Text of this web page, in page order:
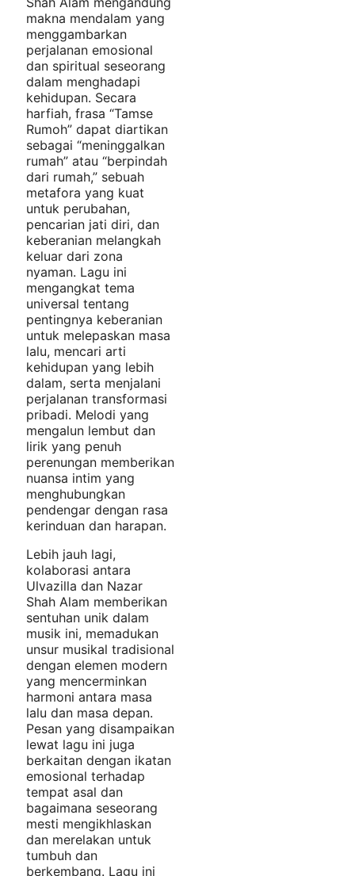
makna mendalam yang
menggambarkan
perjalanan emosional
dan spiritual seseorang
dalam menghadapi
kehidupan. Secara
harfiah, frasa “Tamse
Rumoh” dapat diartikan
sebagai “meninggalkan
rumah” atau “berpindah
dari rumah,” sebuah
metafora yang kuat
untuk perubahan,
pencarian jati diri, dan
keberanian melangkah
keluar dari zona
nyaman. Lagu ini
mengangkat tema
universal tentang
pentingnya keberanian
untuk melepaskan masa
lalu, mencari arti
kehidupan yang lebih
dalam, serta menjalani
perjalanan transformasi
pribadi. Melodi yang
mengalun lembut dan
lirik yang penuh
perenungan memberikan
nuansa intim yang
menghubungkan
pendengar dengan rasa
kerinduan dan harapan.
Lebih jauh lagi,
kolaborasi antara
Ulvazilla dan Nazar
Shah Alam memberikan
sentuhan unik dalam
musik ini, memadukan
unsur musikal tradisional
dengan elemen modern
yang mencerminkan
harmoni antara masa
lalu dan masa depan.
Pesan yang disampaikan
lewat lagu ini juga
berkaitan dengan ikatan
emosional terhadap
tempat asal dan
bagaimana seseorang
mesti mengikhlaskan
dan merelakan untuk
tumbuh dan
berkembang. Lagu ini